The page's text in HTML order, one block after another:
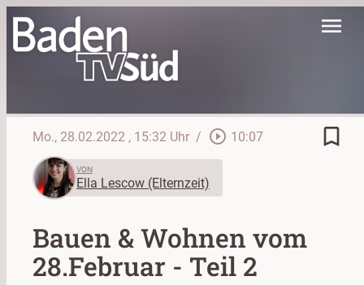
menu
Mo., 28.02.2022 , 15:32 Uhr / play_circle_outline 10:07 bookmark_border
VON
Ella Lescow (Elternzeit)
Bauen & Wohnen vom
28.Februar - Teil 2